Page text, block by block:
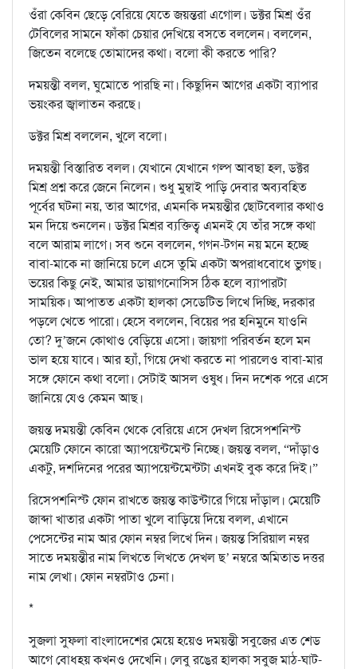
ওঁরা কেবিন ছেড়ে বেরিয়ে যেতে জয়ন্তরা এগোল। ডক্টর মিশ্র ওঁর
টেবিলের সামনে ফাঁকা চেয়ার দেখিয়ে বসতে বললেন। বললেন,
জিতেন বলেছে তোমাদের কথা। বলো কী করতে পারি?
দময়ন্তী বলল, ঘুমোতে পারছি না। কিছুদিন আগের একটা ব্যাপার
ভয়ংকর জ্বালাতন করছে।
ডক্টর মিশ্র বললেন, খুলে বলো।
দময়ন্তী বিস্তারিত বলল। যেখানে যেখানে গল্প আবছা হল, ডক্টর
মিশ্র প্রশ্ন করে জেনে নিলেন। শুধু মুম্বাই পাড়ি দেবার অব্যবহিত
পূর্বের ঘটনা নয়, তার আগের, এমনকি দময়ন্তীর ছোটবেলার কথাও
মন দিয়ে শুনলেন। ডক্টর মিশ্রর ব্যক্তিত্ব এমনই যে তাঁর সঙ্গে কথা
বলে আরাম লাগে। সব শুনে বললেন, গগন-টগন নয় মনে হচ্ছে
বাবা-মাকে না জানিয়ে চলে এসে তুমি একটা অপরাধবোধে ভুগছ।
ভয়ের কিছু নেই, আমার ডায়াগনোসিস ঠিক হলে ব্যাপারটা
সাময়িক। আপাতত একটা হালকা সেডেটিভ লিখে দিচ্ছি, দরকার
পড়লে খেতে পারো। হেসে বললেন, বিয়ের পর হনিমুনে যাওনি
তো? দু’জনে কোথাও বেড়িয়ে এসো। জায়গা পরিবর্তন হলে মন
ভাল হয়ে যাবে। আর হ্যাঁ, গিয়ে দেখা করতে না পারলেও বাবা-মার
সঙ্গে ফোনে কথা বলো। সেটাই আসল ওষুধ। দিন দশেক পরে এসে
জানিয়ে যেও কেমন আছ।
জয়ন্ত দময়ন্তী কেবিন থেকে বেরিয়ে এসে দেখল রিসেপশনিস্ট
মেয়েটি ফোনে কারো অ্যাপয়েন্টমেন্ট নিচ্ছে। জয়ন্ত বলল, “দাঁড়াও
একটু, দশদিনের পরের অ্যাপয়েন্টমেন্টটা এখনই বুক করে দিই।”
রিসেপশনিস্ট ফোন রাখতে জয়ন্ত কাউন্টারে গিয়ে দাঁড়াল। মেয়েটি
জাব্দা খাতার একটা পাতা খুলে বাড়িয়ে দিয়ে বলল, এখানে
পেসেন্টের নাম আর ফোন নম্বর লিখে দিন। জয়ন্ত সিরিয়াল নম্বর
সাতে দময়ন্তীর নাম লিখতে লিখতে দেখল ছ’ নম্বরে অমিতাভ দত্তর
নাম লেখা। ফোন নম্বরটাও চেনা।
*
সুজলা সুফলা বাংলাদেশের মেয়ে হয়েও দময়ন্তী সবুজের এত শেড
আগে বোধহয় কখনও দেখেনি। লেবু রঙের হালকা সবুজ মাঠ-ঘাট-